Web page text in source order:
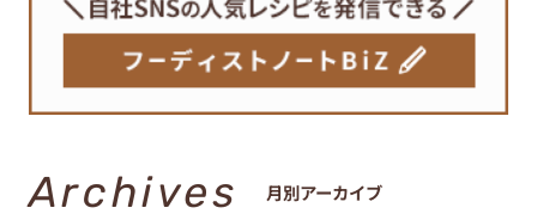
Archives 月別アーカイブ